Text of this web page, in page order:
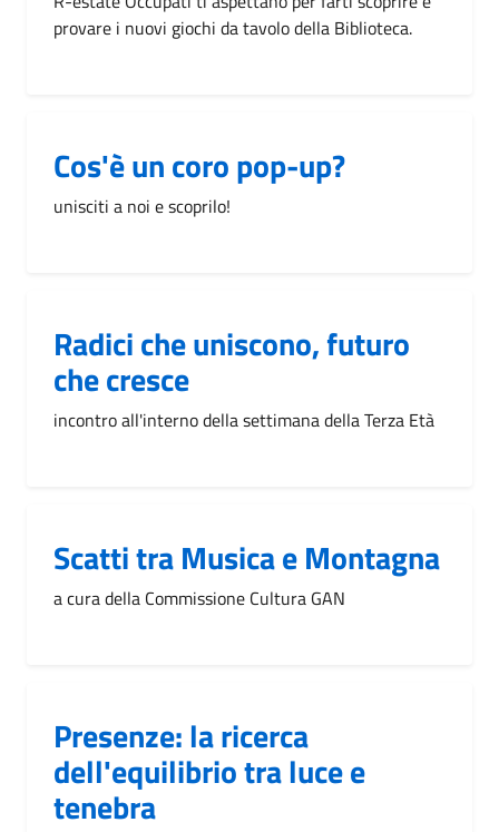
provare i nuovi giochi da tavolo della Biblioteca.
Cos'è un coro pop-up?
unisciti a noi e scoprilo!
Radici che uniscono, futuro
che cresce
incontro all'interno della settimana della Terza Età
Scatti tra Musica e Montagna
a cura della Commissione Cultura GAN
Presenze: la ricerca
dell'equilibrio tra luce e
tenebra